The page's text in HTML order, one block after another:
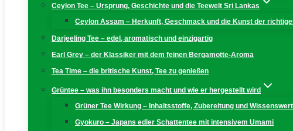
Ceylon Tee – Ursprung, Geschichte und die Teewelt Sri Lankas
Ceylon Assam – Herkunft, Geschmack und die Kunst der
Darjeeling Tee – edel, aromatisch und einzigartig
Earl Grey – der Klassiker mit dem feinen Bergamotte-Aroma
Tea Time – die britische Kunst, Tee zu genießen
Grüntee – was ihn besonders macht und wie er hergestellt wird
Grüner Tee Wirkung – Inhaltsstoffe, Zubereitung und
Gyokuro – Japans edler Schattentee mit intensivem Umami